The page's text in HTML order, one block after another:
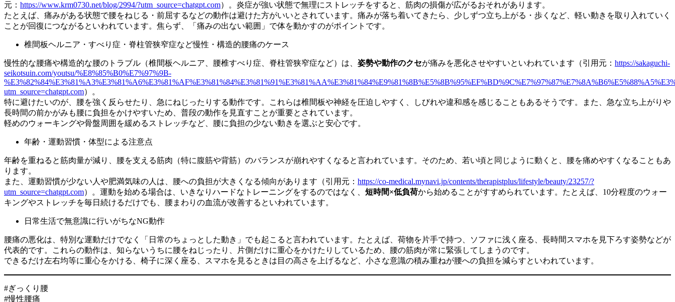
元： https://www.krm0730.net/blog/2994/?utm_source=chatgpt.com）。炎症が強い状態で無理にストレッチをすると、筋肉の損傷が広がるおそれがあります。
たとえば、痛みがある状態で腰をねじる・前屈するなどの動作は避けた方がいいとされています。痛みが落ち着いてきたら、少しずつ立ち上がる・歩くなど、軽い動きを取り入れていく
ことが回復につながるといわれています。焦らず、「痛みの出ない範囲」で体を動かすのがポイントです。
椎間板ヘルニア・すべり症・脊柱管狭窄症など慢性・構造的腰痛のケース
慢性的な腰痛や構造的な腰のトラブル（椎間板ヘルニア、腰椎すべり症、脊柱管狭窄症など）は、 姿勢や動作のクセが痛みを悪化させやすいといわれています（引用元： https://sakaguchi-
seikotsuin.com/youtsu/%E8%85%B0%E7%97%9B-
utm_source=chatgpt.com）。
特に避けたいのが、腰を強く反らせたり、急にねじったりする動作です。これらは椎間板や神経を圧迫しやすく、しびれや違和感を感じることもあるそうです。また、急な立ち上がりや
長時間の前かがみも腰に負担をかけやすいため、普段の動作を見直すことが重要とされています。
軽めのウォーキングや骨盤周囲を緩めるストレッチなど、腰に負担の少ない動きを選ぶと安心です。
年齢・運動習慣・体型による注意点
年齢を重ねると筋肉量が減り、腰を支える筋肉（特に腹筋や背筋）のバランスが崩れやすくなると言われています。そのため、若い頃と同じように動くと、腰を痛めやすくなることもあ
ります。
また、運動習慣が少ない人や肥満気味の人は、腰への負担が大きくなる傾向があります（引用元： https://co-medical.mynavi.jp/contents/therapistplus/lifestyle/beauty/23257/?
utm_source=chatgpt.com）。運動を始める場合は、いきなりハードなトレーニングをするのではなく、 短時間×低負荷から始めることがすすめられています。たとえば、10分程度のウォー
キングやストレッチを毎日続けるだけでも、腰まわりの血流が改善するといわれています。
日常生活で無意識に行いがちなNG動作
腰痛の悪化は、特別な運動だけでなく「日常のちょっとした動き」でも起こると言われています。たとえば、荷物を片手で持つ、ソファに浅く座る、長時間スマホを見下ろす姿勢などが
代表的です。これらの動作は、知らないうちに腰をねじったり、片側だけに重心をかけたりしているため、腰の筋肉が常に緊張してしまうのです。
できるだけ左右均等に重心をかける、椅子に深く座る、スマホを見るときは目の高さを上げるなど、小さな意識の積み重ねが腰への負担を減らすといわれています。
#ぎっくり腰
#慢性腰痛